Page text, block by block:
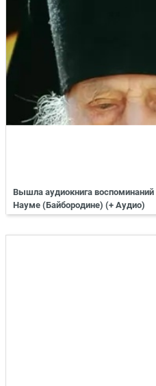
Вышла аудиокнига воспоминаний
Науме (Байбородине) (+ Аудио)